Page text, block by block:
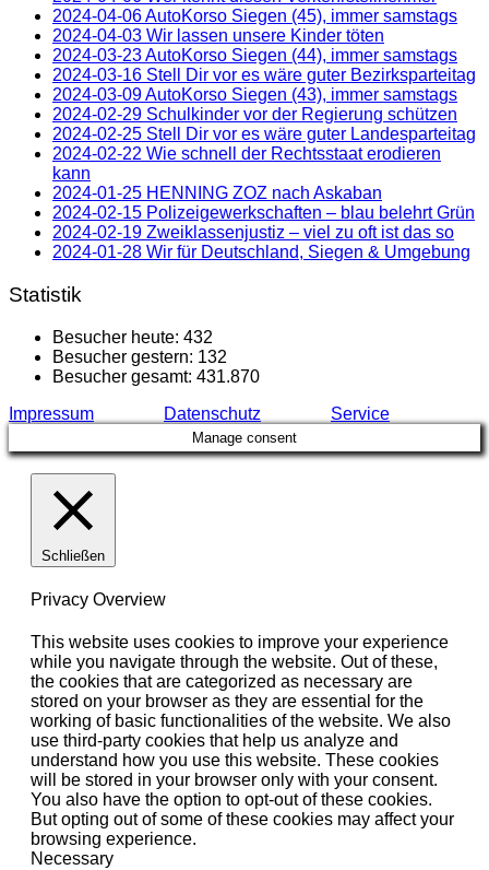
2024-04-06 AutoKorso Siegen (45), immer samstags
2024-04-03 Wir lassen unsere Kinder töten
2024-03-23 AutoKorso Siegen (44), immer samstags
2024-03-16 Stell Dir vor es wäre guter Bezirksparteitag
2024-03-09 AutoKorso Siegen (43), immer samstags
2024-02-29 Schulkinder vor der Regierung schützen
2024-02-25 Stell Dir vor es wäre guter Landesparteitag
2024-02-22 Wie schnell der Rechtsstaat erodieren
kann
2024-01-25 HENNING ZOZ nach Askaban
2024-02-15 Polizeigewerkschaften – blau belehrt Grün
2024-02-19 Zweiklassenjustiz – viel zu oft ist das so
2024-01-28 Wir für Deutschland, Siegen & Umgebung
Statistik
Besucher heute: 432
Besucher gestern: 132
Besucher gesamt: 431.870
Impressum
Datenschutz Service
Manage consent
Schließen
Privacy Overview
This website uses cookies to improve your experience
while you navigate through the website. Out of these,
the cookies that are categorized as necessary are
stored on your browser as they are essential for the
working of basic functionalities of the website. We also
use third-party cookies that help us analyze and
understand how you use this website. These cookies
will be stored in your browser only with your consent.
You also have the option to opt-out of these cookies.
But opting out of some of these cookies may affect your
browsing experience.
Necessary